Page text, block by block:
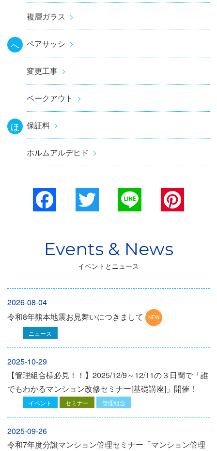
複層ガラス
へ ペアサッシ
変更工事
ベークアウト
ほ 保証料
ホルムアルデヒド
Facebook
イベントとニュース
2026-08-04
令和8年熊本地震お見舞いにつきまして
ニュース
2025-10-29
【管理組合様必見！！】2025/12/9～12/11の３日間で「誰
でもわかるマンション改修セミナー[基礎講座]」開催！
イベント セミナー 管理組合
2025-09-26
令和7年度分譲マンション管理セミナー「マンション管理